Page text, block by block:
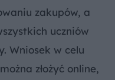
zakupów, a
uczniów
Wniosek w celu
złożyć online,